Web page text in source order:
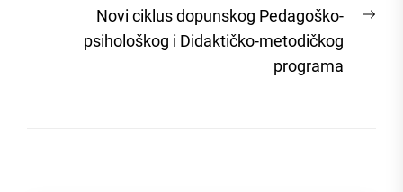
Novi ciklus dopunskog Pedagoško-
psihološkog i Didaktičko-metodičkog
programa